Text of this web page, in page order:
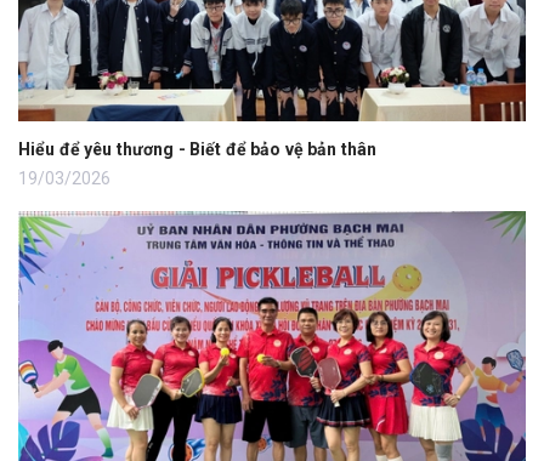
Hiểu để yêu thương - Biết để bảo vệ bản thân
19/03/2026